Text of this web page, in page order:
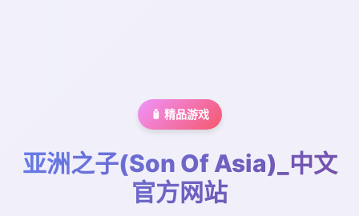
🧴 精品游戏
亚洲之子(Son Of Asia)_中文
官方网站